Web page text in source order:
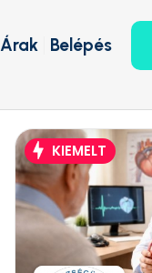
Belépés
Árak
KIEMELT